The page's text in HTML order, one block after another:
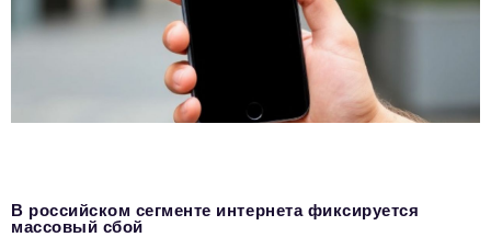
В российском сегменте интернета фиксируется
массовый сбой